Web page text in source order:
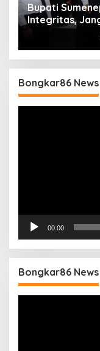
Bupati
Integritas,
dan Judi Online
Bongkar86 News
00:00
Bongkar86 News